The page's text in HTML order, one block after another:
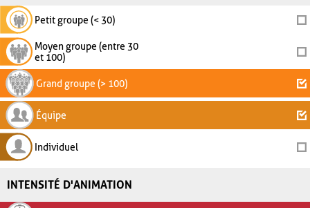
Petit groupe (< 30)
Moyen groupe (entre 30
et 100)
Grand groupe (> 100)
Équipe
Individuel
INTENSITÉ D'ANIMATION